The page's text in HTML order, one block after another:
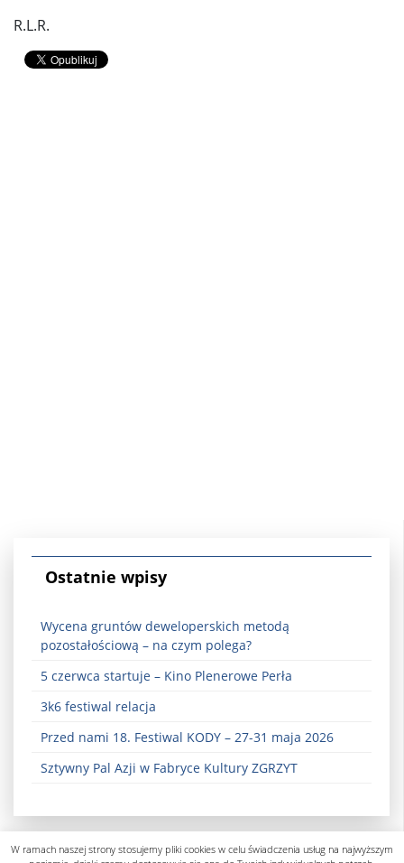
R.L.R.
Ostatnie wpisy
Wycena gruntów deweloperskich metodą
pozostałościową – na czym polega?
5 czerwca startuje – Kino Plenerowe Perła
3k6 festiwal relacja
Przed nami 18. Festiwal KODY – 27-31 maja 2026
Sztywny Pal Azji w Fabryce Kultury ZGRZYT
W ramach naszej strony stosujemy pliki cookies w celu świadczenia usług na najwyższym